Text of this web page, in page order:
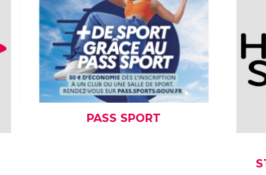
PASS SPORT